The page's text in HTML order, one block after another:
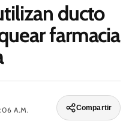
ducto
farmacia
A.M.
Compartir